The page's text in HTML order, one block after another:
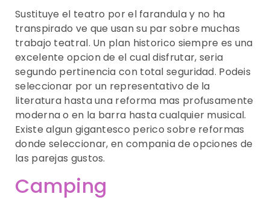
Sustituye el teatro por el farandula y no ha
transpirado ve que usan su par sobre muchas
trabajo teatral. Un plan historico siempre es una
excelente opcion de el cual disfrutar, seri­a
segundo pertinencia con total seguridad. Podeis
seleccionar por un representativo de la
literatura hasta una reforma mas profusamente
moderna o en la barra hasta cualquier musical.
Existe algun gigantesco perico sobre reformas
donde seleccionar, en compania de opciones de
las parejas gustos.
Camping